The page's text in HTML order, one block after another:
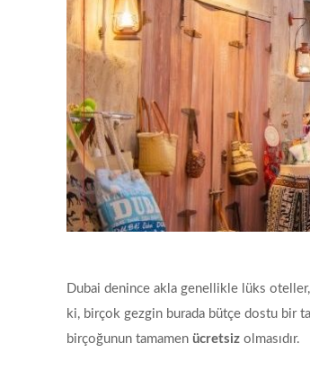
Dubai denince akla genellikle lüks
ki, birçok gezgin burada bütçe dostu bir
birçoğunun tamamenücretsiz olmasıdır.